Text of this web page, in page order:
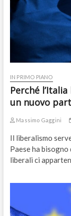
IN PRIMO PIANO
Perché
un nuovo
Massimo Gaggini
Il liberalismo
Paese ha
liberali ci